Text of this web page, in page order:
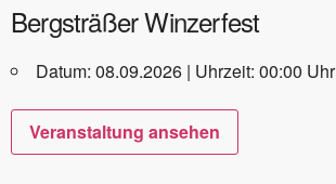
Bergsträßer Winzerfest
Datum: 08.09.2026 | Uhrzeit: 00:00 Uhr
Veranstaltung ansehen